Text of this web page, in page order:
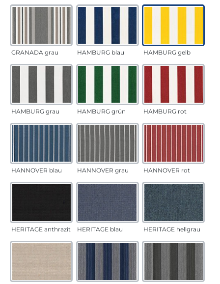
GRANADA grau HAMBURG blau HAMBURG gelb
HAMBURG grau HAMBURG grün HAMBURG rot
HANNOVER blau HANNOVER grau HANNOVER rot
HERITAGE anthrazit HERITAGE blau HERITAGE hellgrau